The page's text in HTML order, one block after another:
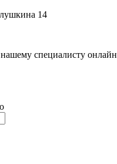
14
нашему специалисту онлайн